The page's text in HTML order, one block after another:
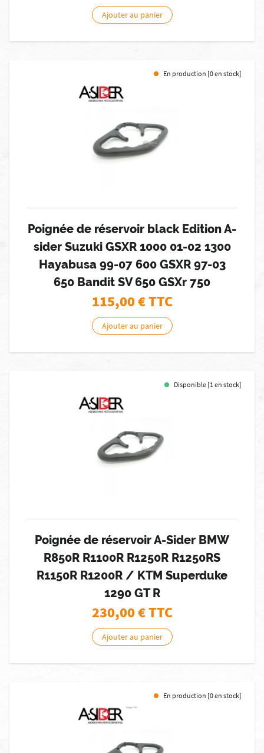
Ajouter au panier
En production [0 en stock]
Poignée de réservoir black Edition A-
sider Suzuki GSXR 1000 01-02 1300
Hayabusa 99-07 600 GSXR 97-03
650 Bandit SV 650 GSXr 750
115,00€ TTC
Ajouter au panier
Disponible [1 en stock]
Poignée de réservoir A-Sider BMW
R850R R1100R R1250R R1250RS
R1150R R1200R / KTM Superduke
1290 GT R
230,00€ TTC
Ajouter au panier
En production [0 en stock]